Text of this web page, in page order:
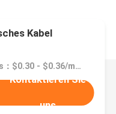
Kabel
Preis：$0.30 - $0.36/meters
Kontaktieren Sie
uns